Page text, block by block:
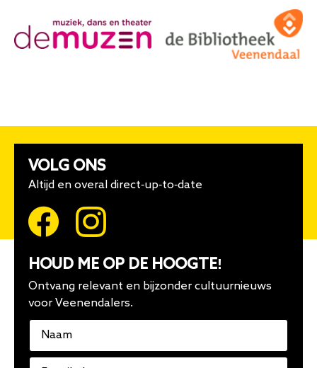
VOLG ONS
Altijd en overal direct-up-to-date
HOUD ME OP DE HOOGTE!
Ontvang relevant en bijzonder cultuurnieuws
voor Veenendalers.
Naam